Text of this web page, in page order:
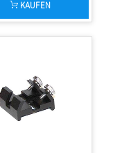
KAUFEN